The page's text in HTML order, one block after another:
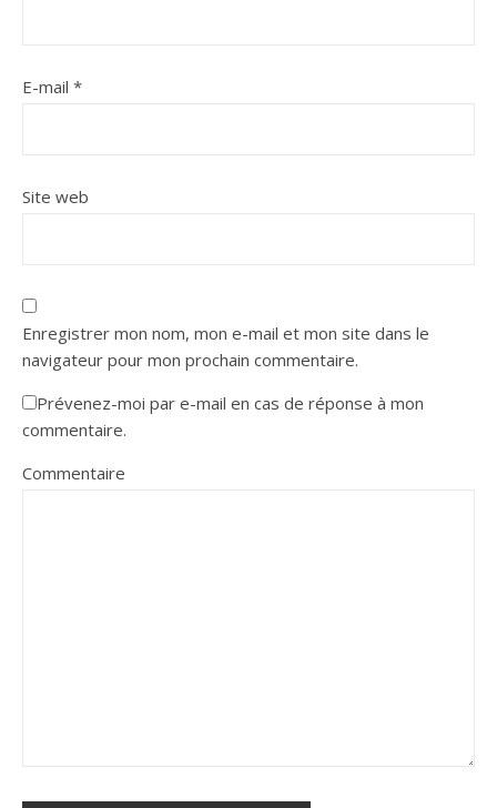
E-mail *
Site web
Enregistrer mon nom, mon e-mail et mon site dans le
navigateur pour mon prochain commentaire.
Prévenez-moi par e-mail en cas de réponse à mon
commentaire.
Commentaire